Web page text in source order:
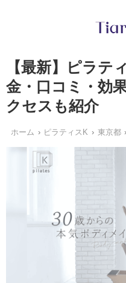
【最新】ピラテ
金・口コミ・効
クセスも紹介
ホーム ピラティスK 東京都